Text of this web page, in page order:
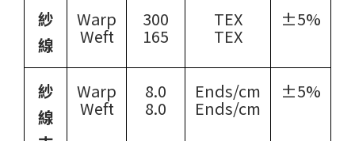
紗
線
Warp
Weft
300
165
TEX
TEX
±5%
紗
線
Warp
Weft
8.0
8.0
Ends/cm
Ends/cm
±5%